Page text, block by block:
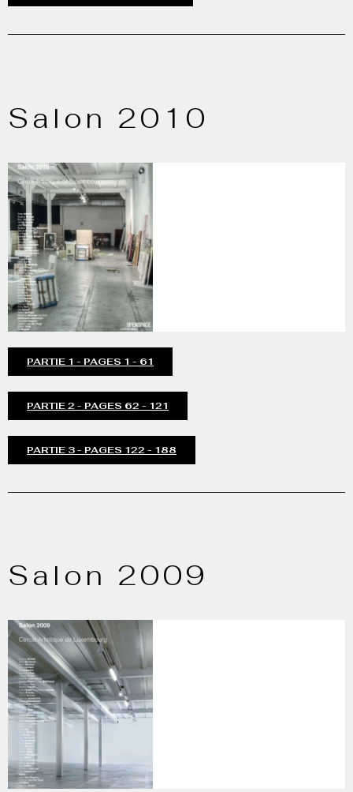
Salon 2010
PARTIE 1 - PAGES 1 - 61
PARTIE 2 - PAGES 62 - 121
PARTIE 3 - PAGES 122 - 188
Salon 2009